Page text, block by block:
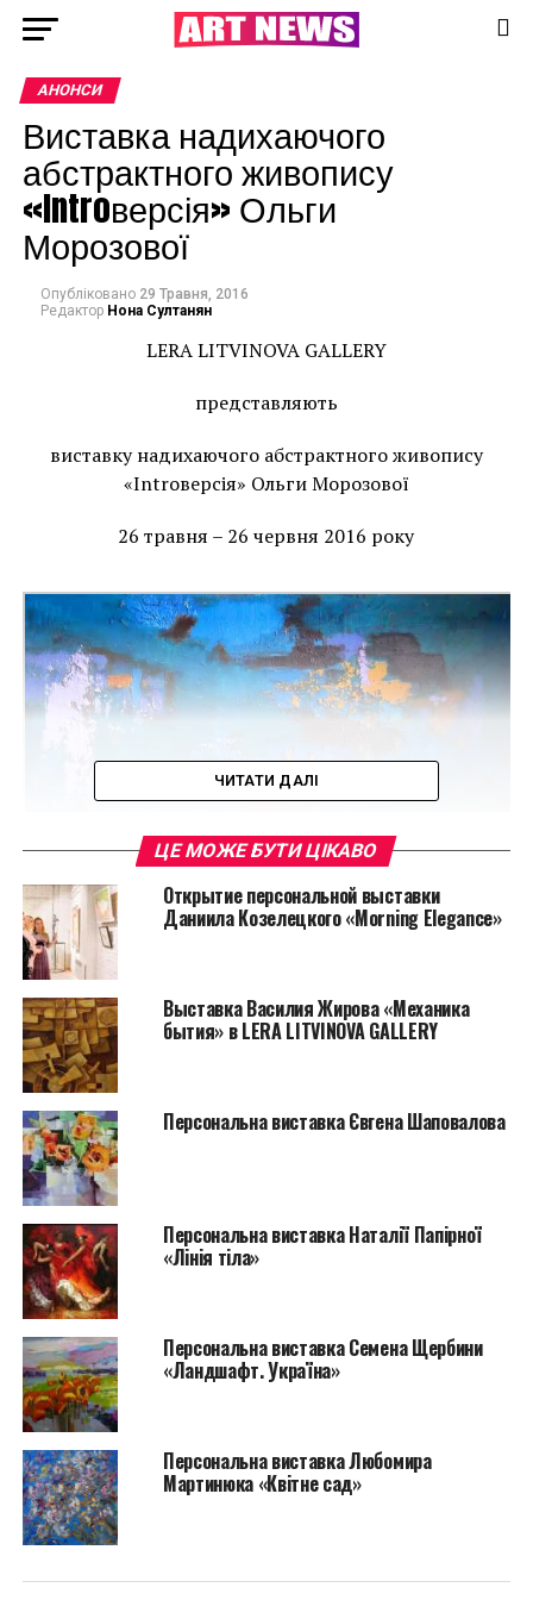
АНОНСИ
Виставка надихаючого
абстрактного живопису
«Introверсія» Ольги
Морозової
Опубліковано 29 Травня, 2016
Редактор Нона Султанян
LERA LITVINOVA GALLERY
представляють
виставку надихаючого абстрактного живопису
«Introверсія» Ольги Морозової
26 травня – 26 червня 2016 року
З 26 травня ви зможете поринути у мистецьке
дослідження «Introверсія» Ольги Морозової.
Куратором виставки є директор LERA LITVINOVA
GALLERY, мистецтвознавець Леонора Янко, яка
провела більш ніж 20 міжнародних та вітчизняних
проектів.
Абстракціонізм часто викликає у глядача
неоднозначні емоції, адже це течія мистецтва, яка
виключає матеріальну форму та відмовляється від
видимої реальності. Непідготований глядач прагне
знайти сюжет та логіку в творах, але абстрактний
живопис – це гармонія кольорів, форм та об’ємів,
вона не обмежена образами з реального світу…!
У порівнянні з іншими напрямками живопису,
абстрактні картини більшою мірою є діалогом зі
свідомістю людини, ніж логічно осмисленим
зображенням. Інтроверсія – це погляд в себе,
особисті відчуття, які виникають внаслідок цього
діалогу.
Ольга Морозова яскрава представниця
нефігуративного живопису. Крім участі в
українських та міжнародних виставках, її роботи
ЧИТАТИ ДАЛІ
ЦЕ МОЖЕ БУТИ ЦІКАВО
Открытие персональной выставки
Даниила Козелецкого «Morning Elegance»
Выставка Василия Жирова «Механика
бытия» в LERA LITVINOVA GALLERY
Персональна виставка Євгена Шаповалова
Персональна виставка Наталії Папірної
«Лінія тіла»
Персональна виставка Семена Щербини
«Ландшафт. Україна»
Персональна виставка Любомира
Мартинюка «Квітне сад»